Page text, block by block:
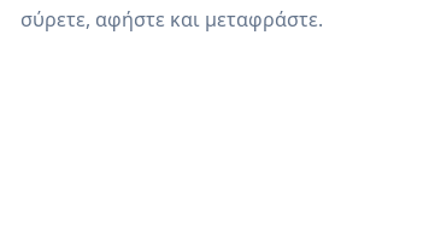
σύρετε, αφήστε και μεταφράστε.